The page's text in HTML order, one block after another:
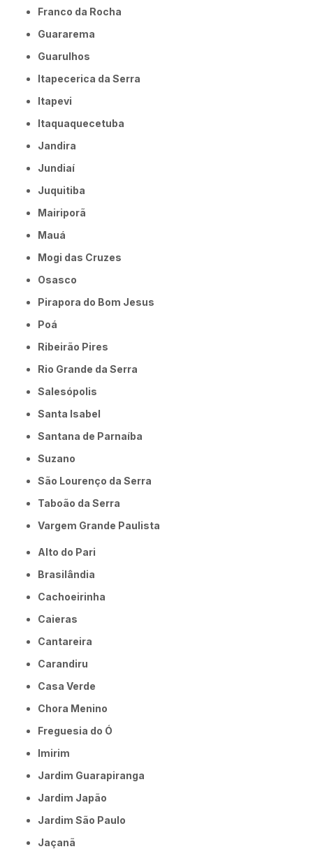
Franco da Rocha
Guararema
Guarulhos
Itapecerica da Serra
Itapevi
Itaquaquecetuba
Jandira
Jundiaí
Juquitiba
Mairiporã
Mauá
Mogi das Cruzes
Osasco
Pirapora do Bom Jesus
Poá
Ribeirão Pires
Rio Grande da Serra
Salesópolis
Santa Isabel
Santana de Parnaíba
Suzano
São Lourenço da Serra
Taboão da Serra
Vargem Grande Paulista
Alto do Pari
Brasilândia
Cachoeirinha
Caieras
Cantareira
Carandiru
Casa Verde
Chora Menino
Freguesia do Ó
Imirim
Jardim Guarapiranga
Jardim Japão
Jardim São Paulo
Jaçanã